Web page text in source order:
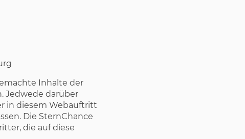
Inhalte der
Jedwede darüber
in diesem Webauftritt
Die SternChance
die auf diese